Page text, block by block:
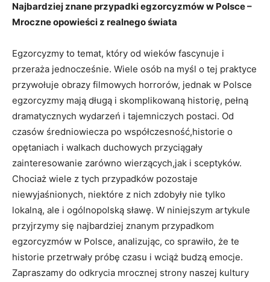
Najbardziej znane przypadki egzorcyzmów⁣ w Polsce⁢ –
Mroczne opowieści z realnego świata
Egzorcyzmy to temat, który od wieków fascynuje​ i‍
przeraża jednocześnie. Wiele‌ osób​ na myśl o tej praktyce
​przywołuje obrazy filmowych horrorów,‌ jednak w Polsce
egzorcyzmy mają długą i ⁤skomplikowaną ‌historię, ⁤pełną
dramatycznych wydarzeń i tajemniczych ​postaci. Od
czasów⁤ średniowiecza ⁣po ‌współczesność,historie o
opętaniach i walkach duchowych przyciągały
zainteresowanie zarówno ​wierzących,jak i sceptyków.
Chociaż wiele ⁣z tych przypadków‌ pozostaje
niewyjaśnionych, niektóre z nich zdobyły nie tylko
lokalną, ale i ogólnopolską sławę. W niniejszym artykule‌
przyjrzymy się najbardziej znanym przypadkom
egzorcyzmów w Polsce, ‌analizując, co ​sprawiło, że te
historie przetrwały próbę czasu i wciąż budzą emocje.
Zapraszamy do odkrycia mrocznej strony naszej kultury​